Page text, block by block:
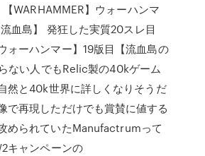
WARHAMMER】ウォーハンマ
血島】 発狂した実質20スレ目
ォーハンマー】19版目【流血島の
ない人でもRelic製の40kゲーム
然と40k世界に詳しくなりそうだ
で再現しただけでも賞賛に値する
められていたManufactrumって
キャンペーンの